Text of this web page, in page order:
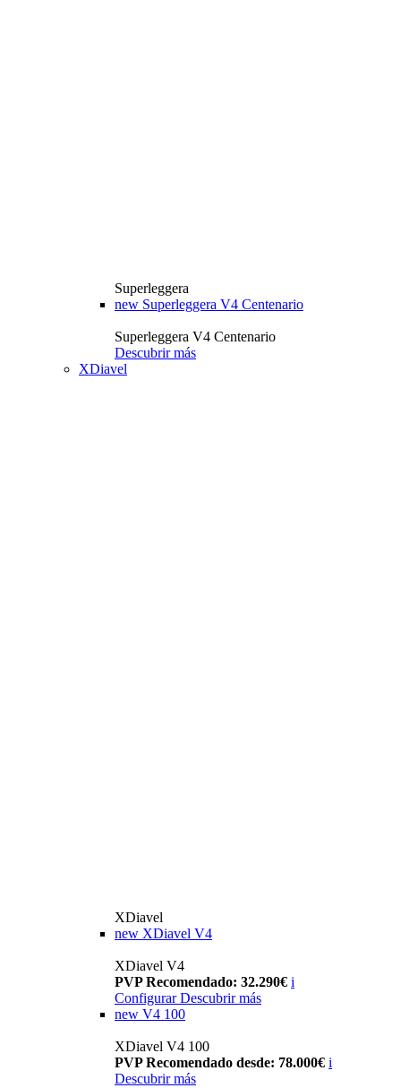
Superleggera
new Superleggera V4 Centenario
Superleggera V4 Centenario
Descubrir más
XDiavel
XDiavel
new XDiavel V4
XDiavel V4
PVP Recomendado: 32.290€ i
Configurar Descubrir más
new V4 100
XDiavel V4 100
PVP Recomendado desde: 78.000€ i
Descubrir más